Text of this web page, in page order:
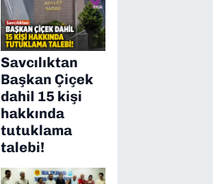
Savcılıktan
Başkan Çiçek
dahil 15 kişi
hakkında
tutuklama
talebi!